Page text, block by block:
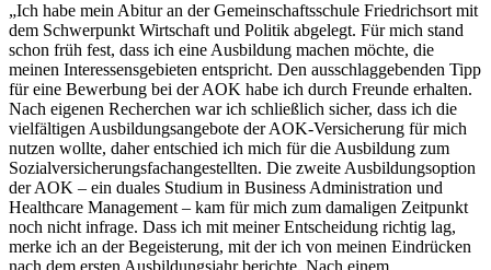
„Ich habe mein Abitur an der Gemeinschaftsschule Friedrichsort mit
dem Schwerpunkt Wirtschaft und Politik abgelegt. Für mich stand
schon früh fest, dass ich eine Ausbildung machen möchte, die
meinen Interessensgebieten entspricht. Den ausschlaggebenden Tipp
für eine Bewerbung bei der AOK habe ich durch Freunde erhalten.
Nach eigenen Recherchen war ich schließlich sicher, dass ich die
vielfältigen Ausbildungsangebote der AOK-Versicherung für mich
nutzen wollte, daher entschied ich mich für die Ausbildung zum
Sozialversicherungsfachangestellten. Die zweite Ausbildungsoption
der AOK – ein duales Studium in Business Administration und
Healthcare Management – kam für mich zum damaligen Zeitpunkt
noch nicht infrage. Dass ich mit meiner Entscheidung richtig lag,
merke ich an der Begeisterung, mit der ich von meinen Eindrücken
nach dem ersten Ausbildungsjahr berichte. Nach einem